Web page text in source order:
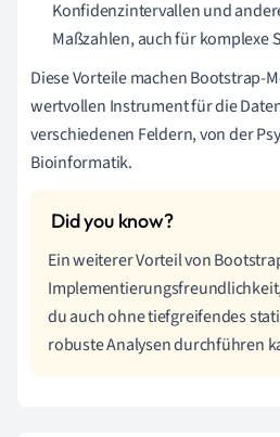
Konfidenzintervallen und
Maßzahlen, auch für komplexe
Diese Vorteile machen Bootstrap-
wertvollen Instrument für die
verschiedenen Feldern, von der
Bioinformatik.
Ein weiterer Vorteil von
du auch ohne tiefgreifendes
robuste Analysen durchführen